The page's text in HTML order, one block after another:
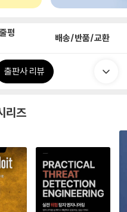
평 배송/반품/교환
출판사 리뷰
리즈